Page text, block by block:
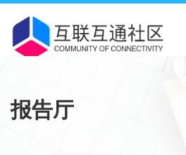
报告厅